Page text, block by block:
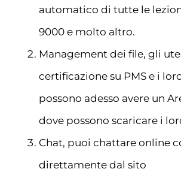
automatico di tutte le
9000 e molto altro.
Management dei file, gli
certificazione su PMS e i
possono adesso avere un
dove possono scaricare i
Chat, puoi chattare online
direttamente dal sito